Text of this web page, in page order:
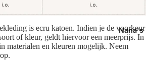
Nana's
is ecru katoen. Indien je de voorkeur
of kleur, geldt hiervoor een meerprijs. In
materialen en kleuren mogelijk. Neem